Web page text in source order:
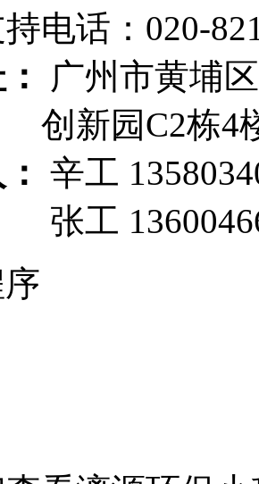
电话： 020-
广州市黄埔
园C2栋4
辛工